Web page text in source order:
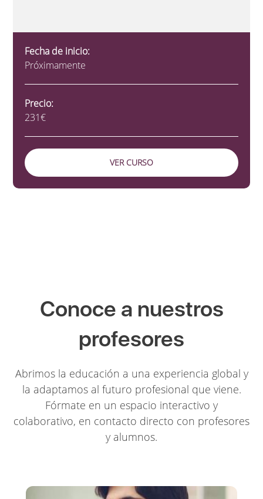
Fecha de inicio:
Próximamente
Precio:
231€
VER CURSO
Conoce a nuestros
profesores
Abrimos la educación a una experiencia global y
la adaptamos al futuro profesional que viene.
Fórmate en un espacio interactivo y
colaborativo, en contacto directo con profesores
y alumnos.